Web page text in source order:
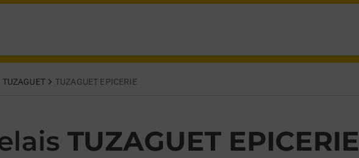
TUZAGUET TUZAGUET EPICERIE
TUZAGUET EPICERIE
DE LA MAIRIE TUZAGUET,